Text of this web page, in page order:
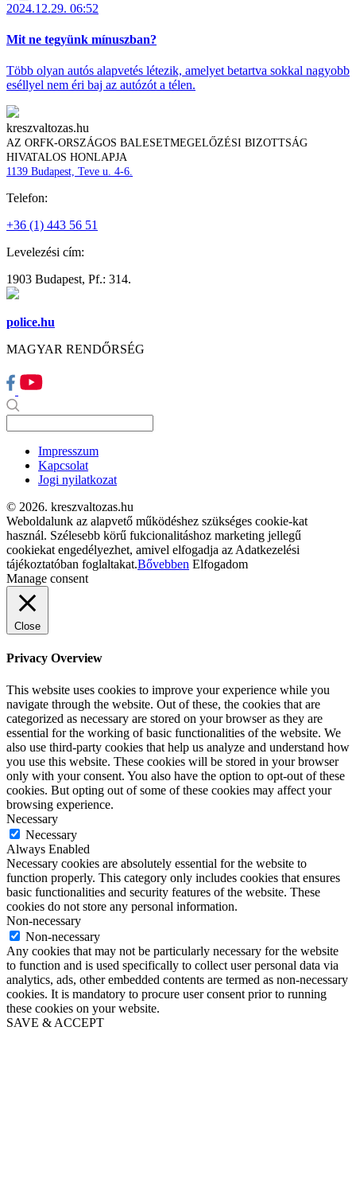
2024.12.29. 06:52
Mit ne tegyünk mínuszban?
Több olyan autós alapvetés létezik, amelyet betartva sokkal nagyobb
eséllyel nem éri baj az autózót a télen.
kreszvaltozas.hu
AZ ORFK-ORSZÁGOS BALESETMEGELŐZÉSI BIZOTTSÁG
HIVATALOS HONLAPJA
1139 Budapest, Teve u. 4-6.
Telefon:
+36 (1) 443 56 51
Levelezési cím:
1903 Budapest, Pf.: 314.
police.hu
MAGYAR RENDŐRSÉG
Impresszum
Kapcsolat
Jogi nyilatkozat
© 2026. kreszvaltozas.hu
Weboldalunk az alapvető működéshez szükséges cookie-kat
használ. Szélesebb körű fukcionalitáshoz marketing jellegű
cookiekat engedélyezhet, amivel elfogadja az Adatkezelési
tájékoztatóban foglaltakat.Bővebben Elfogadom
Manage consent
Close
Privacy Overview
This website uses cookies to improve your experience while you
navigate through the website. Out of these, the cookies that are
categorized as necessary are stored on your browser as they are
essential for the working of basic functionalities of the website. We
also use third-party cookies that help us analyze and understand how
you use this website. These cookies will be stored in your browser
only with your consent. You also have the option to opt-out of these
cookies. But opting out of some of these cookies may affect your
browsing experience.
Necessary
Necessary
Always Enabled
Necessary cookies are absolutely essential for the website to
function properly. This category only includes cookies that ensures
basic functionalities and security features of the website. These
cookies do not store any personal information.
Non-necessary
Non-necessary
Any cookies that may not be particularly necessary for the website
to function and is used specifically to collect user personal data via
analytics, ads, other embedded contents are termed as non-necessary
cookies. It is mandatory to procure user consent prior to running
these cookies on your website.
SAVE & ACCEPT